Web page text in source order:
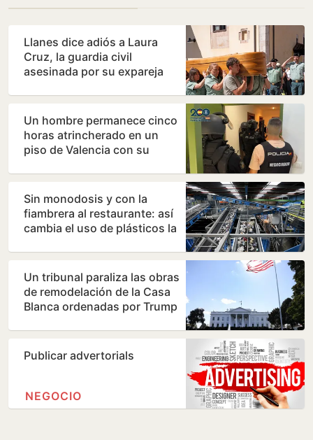
Llanes dice adiós a Laura
Cruz, la guardia civil
asesinada por su expareja
Un hombre permanece cinco
horas atrincherado en un
piso de Valencia con su
Sin monodosis y con la
fiambrera al restaurante: así
cambia el uso de plásticos la
Un tribunal paraliza las obras
de remodelación de la Casa
Blanca ordenadas por Trump
Publicar advertorials
NEGOCIO